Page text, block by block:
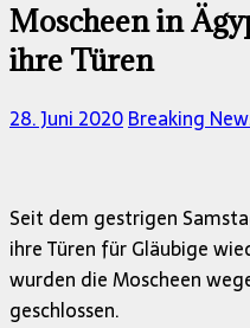
Moscheen in
ihre Türen
28. Juni 2020Breaking
Seit dem gestrigen
ihre Türen für Gläubige
wurden die Moscheen
geschlossen.